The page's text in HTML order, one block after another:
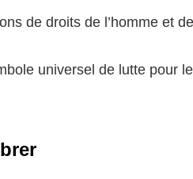
de droits de l’homme et de
universel de lutte pour